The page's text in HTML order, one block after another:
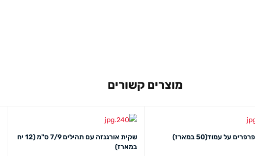
מוצרים קשורים
על עמוד(50 במארז)
שקית אורגנזה עם תהילים 7/9 ס"מ (12 יח
במארז)